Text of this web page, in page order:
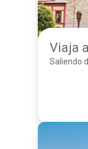
Viaja a
Saliendo